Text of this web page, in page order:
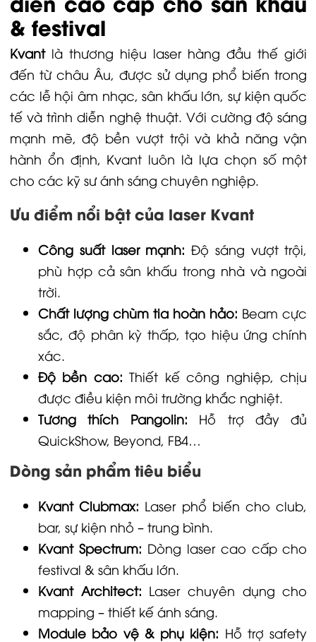
& festival
Kvantlà thương hiệu laser hàng đầu thế giới
đến từ châu Âu, được sử dụng phổ biến trong
các lễ hội âm nhạc, sân khấu lớn, sự kiện quốc
tế và trình diễn nghệ thuật. Với cường độ sáng
mạnh mẽ, độ bền vượt trội và khả năng vận
hành ổn định, Kvant luôn là lựa chọn số một
cho các kỹ sư ánh sáng chuyên nghiệp.
Ưu điểm nổi bật của laser Kvant
Công suất laser mạnh: Độ sáng vượt trội,
phù hợp cả sân khấu trong nhà và ngoài
trời.
Chất lượng chùm tia hoàn hảo: Beam cực
sắc, độ phân kỳ thấp, tạo hiệu ứng chính
xác.
Độ bền cao: Thiết kế công nghiệp, chịu
được điều kiện môi trường khắc nghiệt.
Tương thích Pangolin: Hỗ trợ đầy đủ
QuickShow, Beyond, FB4…
Dòng sản phẩm tiêu biểu
Kvant Clubmax: Laser phổ biến cho club,
bar, sự kiện nhỏ – trung bình.
Kvant Spectrum: Dòng laser cao cấp cho
festival & sân khấu lớn.
Kvant Architect: Laser chuyên dụng cho
mapping – thiết kế ánh sáng.
Module bảo vệ & phụ kiện: Hỗ trợ safety